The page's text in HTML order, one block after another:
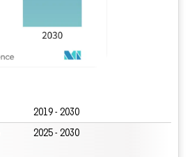
2019 - 2030
2025 - 2030